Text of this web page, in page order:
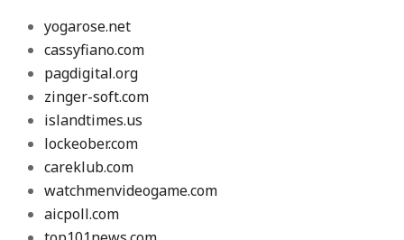
yogarose.net
cassyfiano.com
pagdigital.org
zinger-soft.com
islandtimes.us
lockeober.com
careklub.com
watchmenvideogame.com
aicpoll.com